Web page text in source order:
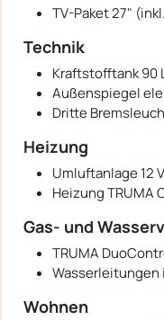
TV-Paket 27"
Technik
Kraftstofftank 90
Außenspiegel
Dritte
Heizung
Umluftanlage 12 V
Heizung TRUMA
Gas- und
TRUMA
Wohnen